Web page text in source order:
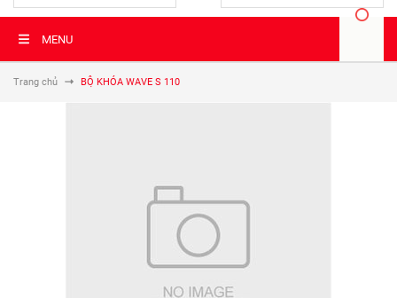
MENU
Trang chủ BỘ KHÓA WAVE S 110